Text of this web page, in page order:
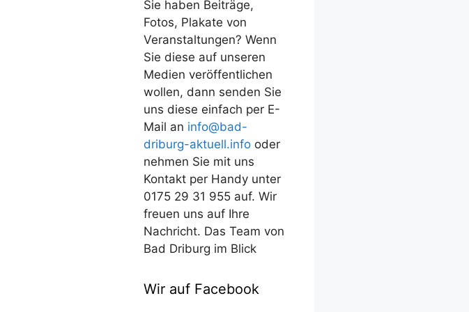
Sie haben Beiträge,
Fotos, Plakate von
Veranstaltungen? Wenn
Sie diese auf unseren
Medien veröffentlichen
wollen, dann senden Sie
uns diese einfach per E-
Mail an info@bad-
driburg-aktuell.info oder
nehmen Sie mit uns
Kontakt per Handy unter
0175 29 31 955 auf. Wir
freuen uns auf Ihre
Nachricht. Das Team von
Bad Driburg im Blick
Wir auf Facebook